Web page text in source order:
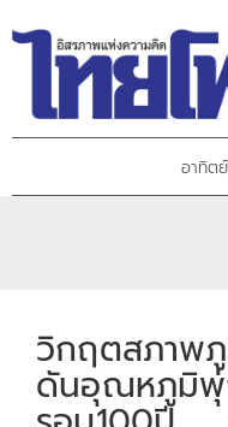
อาทิต
วิกฤตสภาพ
ดันอุณหภูมิพุ่